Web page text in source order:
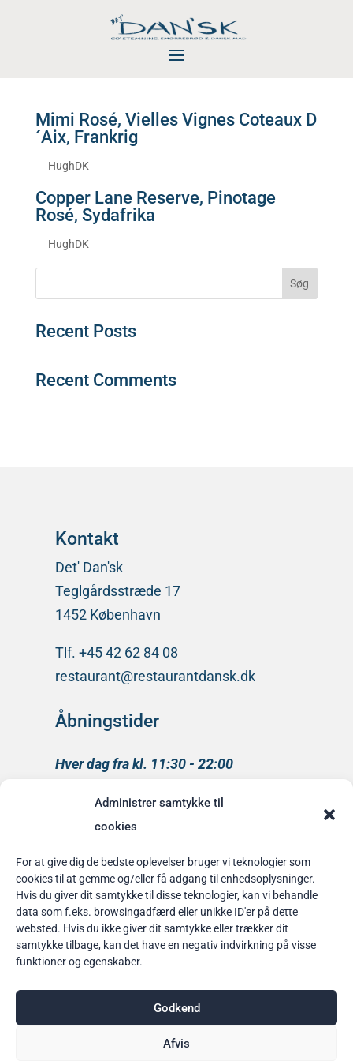
Administrer samtykke til
cookies
For at give dig de bedste oplevelser bruger vi teknologier som
cookies til at gemme og/eller få adgang til enhedsoplysninger.
Hvis du giver dit samtykke til disse teknologier, kan vi behandle
data som f.eks. browsingadfærd eller unikke ID'er på dette
websted. Hvis du ikke giver dit samtykke eller trækker dit
samtykke tilbage, kan det have en negativ indvirkning på visse
funktioner og egenskaber.
Godkend
Afvis
Mimi Rosé, Vielles Vignes Coteaux D
´Aix, Frankrig
HughDK|
Copper Lane Reserve, Pinotage
Rosé, Sydafrika
HughDK|
Søg
Recent Posts
Recent Comments
Kontakt
Det' Dan'sk
Teglgårdsstræde 17
1452 København
Tlf. +45 42 62 84 08
restaurant@restaurantdansk.dk
Åbningstider
Hver dag fra kl. 11:30 - 22:00
medlem af
Bordbestilling
her